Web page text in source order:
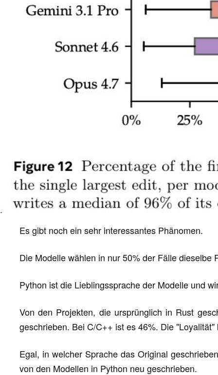
Es gibt noch ein sehr interessantes Phänomen.
Die Modelle wählen in nur 50% der Fälle dieselbe
Python ist die Lieblingssprache der Modelle und
Von den Projekten, die ursprünglich in Rust
geschrieben. Bei C/C++ ist es 46%. Die
Egal, in welcher Sprache das Original
von den Modellen in Python neu geschrieben.